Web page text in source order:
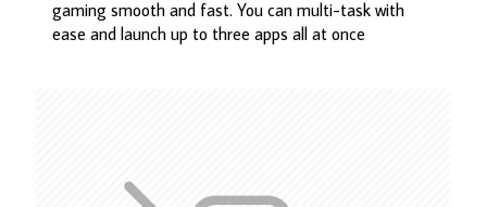
gaming smooth and fast. You can multi-task with
ease and launch up to three apps all at once